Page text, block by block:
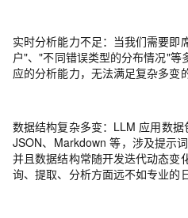
实时分析能力不足： 当我们需要即
户"、"不同错误类型的分布情况"等
应的分析能力，无法满足复杂多变
数据结构复杂多变： LLM 应用数据
JSON、Markdown 等，涉及提示
并且数据结构常随开发迭代动态变
询、提取、分析方面远不如专业的